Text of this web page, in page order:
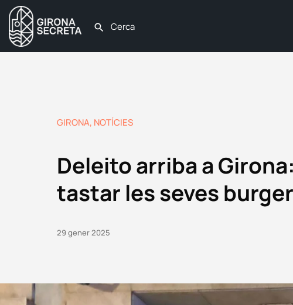
GIRONA, NOTÍCIES
Deleito arriba a
tastar les seves
29 gener 2025